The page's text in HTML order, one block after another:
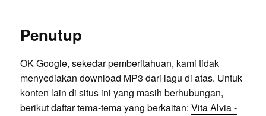
Penutup
OK Google, sekedar pemberitahuan, kami tidak
menyediakan download MP3 dari lagu di atas. Untuk
konten lain di situs ini yang masih berhubungan,
berikut daftar tema-tema yang berkaitan: Vita Alvia -